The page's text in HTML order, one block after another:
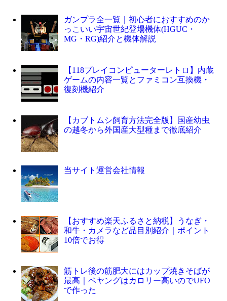
ガンプラ全一覧｜初心者におすすめのか
っこいい宇宙世紀登場機体(HGUC・
MG・RG)紹介と機体解説
【118プレイコンピューターレトロ】内蔵
ゲームの内容一覧とファミコン互換機・
復刻機紹介
【カブトムシ飼育方法完全版】国産幼虫
の越冬から外国産大型種まで徹底紹介
当サイト運営会社情報
【おすすめ楽天ふるさと納税】うなぎ・
和牛・カメラなど品目別紹介｜ポイント
10倍でお得
筋トレ後の筋肥大にはカップ焼きそばが
最高｜ペヤングはカロリー高いのでUFO
で作った